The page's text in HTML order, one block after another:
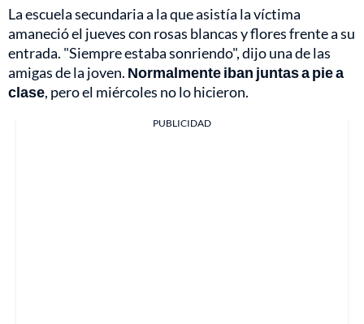
La escuela secundaria a la que asistía la víctima
amaneció el jueves con rosas blancas y flores frente a su
entrada. "Siempre estaba sonriendo", dijo una de las
amigas de la joven. Normalmente iban juntas a pie a
clase, pero el miércoles no lo hicieron.
PUBLICIDAD